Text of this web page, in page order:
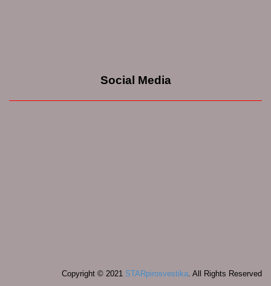
Social Media
Copyright © 2021 STARpirosvestika . All Rights Reserved